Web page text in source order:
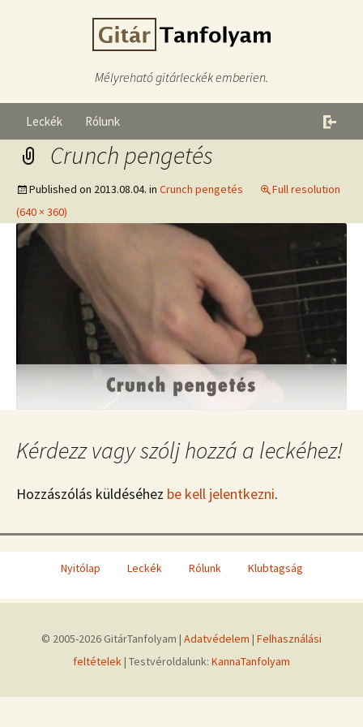
Mélyreható gitárleckék emberien.
Leckék Rólunk
Crunch pengetés
Published on 2013.08.04. in Crunch pengetés
Full resolution
(640 × 360)
Kérdezz vagy szólj hozzá a leckéhez!
Hozzászólás küldéséhez be kell jelentkezni.
Nyitólap Leckék Rólunk Klubtagság
© 2005-2026 GitárTanfolyam | Adatvédelem | Felhasználási
feltételek | Testvéroldalunk: KannaTanfolyam